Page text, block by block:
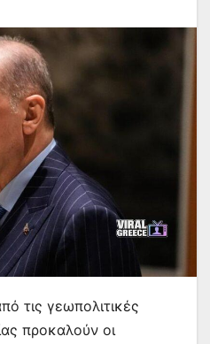
τις γεωπολιτικές
προκαλούν οι